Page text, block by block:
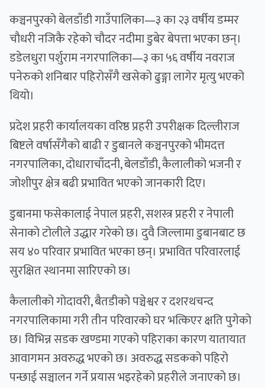
कञ्चनपुरको बेलडाँडी गाउँपालिका—३ का २३ वर्षीय डम्मर
चौधरी नजिकै रहेको चौदर नदीमा डुबेर बेपत्ता भएका छन्।
डडेलधुरा पर्शुराम नगरपालिका—३ का ५६ वर्षीय नवराज
पनेरुको शनिबार पहिरोसँगै खसेको ढुङ्गा लागेर मृत्यु भएको
थियो।
प्रदेश प्रहरी कार्यालयका वरिष्ठ प्रहरी उपरीक्षक दिल्लीराज
बिष्टले वर्षासँगैको बाढी र डुबानले कञ्चनपुरको भीमदत्त
नगरपालिका, दोधाराचाँदनी, बेलडाँडी, कैलालीको भजनी र
जोशीपुर क्षेत्र बढी प्रभावित भएको जानकारी दिए।
डुबानमा फसेकालाई नेपाल प्रहरी, सशस्त्र प्रहरी र नेपाली
सेनाको टोलीले उद्धार गरेको छ। दुवै जिल्लामा डुबानबाट छ
सय ४० परिवार प्रभावित भएका छन्। प्रभावित परिवारलाई
सुरक्षित स्थानमा सारिएको छ।
कैलालीको गोदावरी, बैतडीको पञ्चेश्वर र दशरथचन्द
नगरपालिकामा गरी तीन परिवारको घर भत्किएर क्षति पुगेको
छ। विभिन्न सडक खण्डमा गएको पहिराका कारण यातायात
आवागमन अवरुद्ध भएको छ। अवरुद्ध सडकको पहिरो
पन्छाई सञ्चालन गर्ने प्रयास भइरहेको प्रहरीले जनाएको छ।